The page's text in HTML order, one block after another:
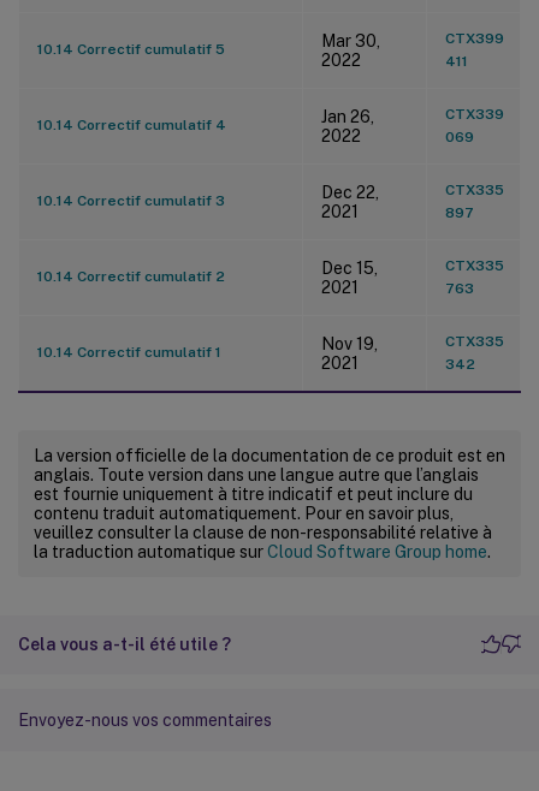
10.14 Correctif cumulatif 5
Mar 30,
2022
CTX399
411
10.14 Correctif cumulatif 4
Jan 26,
2022
CTX339
069
10.14 Correctif cumulatif 3
Dec 22,
2021
CTX335
897
10.14 Correctif cumulatif 2
Dec 15,
2021
CTX335
763
10.14 Correctif cumulatif 1
Nov 19,
2021
CTX335
342
La version officielle de la documentation de ce produit est en
anglais. Toute version dans une langue autre que l’anglais
est fournie uniquement à titre indicatif et peut inclure du
contenu traduit automatiquement. Pour en savoir plus,
veuillez consulter la clause de non-responsabilité relative à
la traduction automatique surCloud Software Group home.
Cela vous a-t-il été utile ?
Envoyez-nous vos commentaires